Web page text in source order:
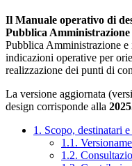
Il Manuale operativo di
Pubblica Amministrazione
Pubblica Amministrazione
indicazioni operative per
realizzazione dei punti di
La versione aggiornata
design corrisponde alla
1. Scopo, destinatari
1.1.
1.2.